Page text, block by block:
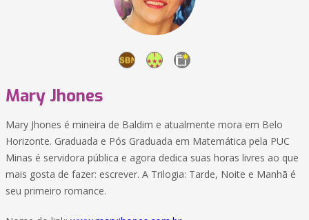
Mary Jhones
Mary Jhones é mineira de Baldim e atualmente mora em Belo
Horizonte. Graduada e Pós Graduada em Matemática pela PUC
Minas é servidora pública e agora dedica suas horas livres ao que
mais gosta de fazer: escrever. A Trilogia: Tarde, Noite e Manhã é
seu primeiro romance.